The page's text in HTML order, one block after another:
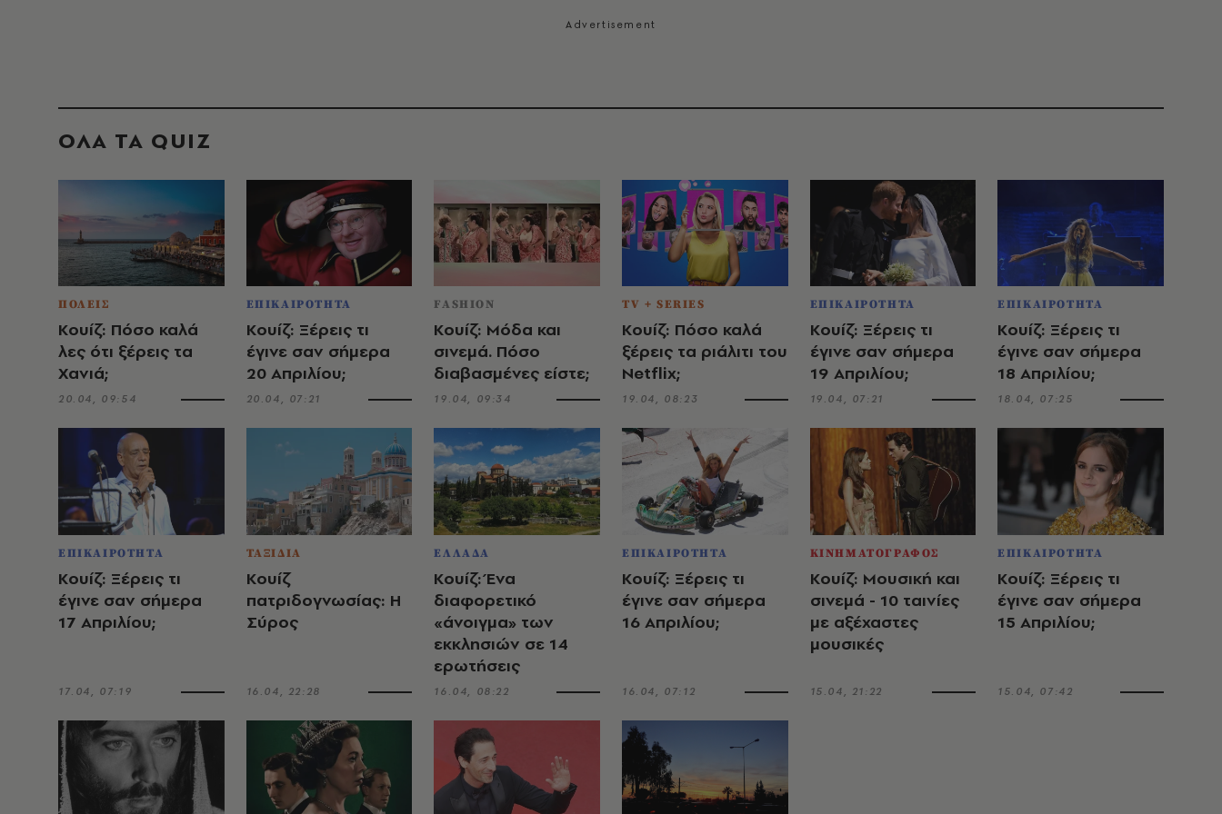
ΟΛΑ ΤΑ QUIZ
ΠΟΛΕΙΣ
Κουίζ: Πόσο καλά
λες ότι ξέρεις τα
Χανιά;
20.04, 09:54
ΕΠΙΚΑΙΡΟΤΗΤΑ
Κουίζ: Ξέρεις τι
έγινε σαν σήμερα
20 Απριλίου;
20.04, 07:21
FASHION
Κουίζ: Μόδα και
σινεμά. Πόσο
διαβασμένες είστε;
19.04, 09:34
TV + SERIES
Κουίζ: Πόσο καλά
ξέρεις τα ριάλιτι του
Netflix;
19.04, 08:23
ΕΠΙΚΑΙΡΟΤΗΤΑ
Κουίζ: Ξέρεις τι
έγινε σαν σήμερα
19 Απριλίου;
19.04, 07:21
ΕΠΙΚΑΙΡΟΤΗΤΑ
Κουίζ: Ξέρεις τι
έγινε σαν σήμερα
18 Απριλίου;
18.04, 07:25
ΕΠΙΚΑΙΡΟΤΗΤΑ
Κουίζ: Ξέρεις τι
έγινε σαν σήμερα
17 Απριλίου;
17.04, 07:19
ΤΑΞΙΔΙΑ
Κουίζ
πατριδογνωσίας: Η
Σύρος
16.04, 22:28
ΕΛΛΑΔΑ
Κουίζ: Ένα
διαφορετικό
«άνοιγμα» των
εκκλησιών σε 14
ερωτήσεις
16.04, 08:22
ΕΠΙΚΑΙΡΟΤΗΤΑ
Κουίζ: Ξέρεις τι
έγινε σαν σήμερα
16 Απριλίου;
16.04, 07:12
ΚΙΝΗΜΑΤΟΓΡΑΦΟΣ
Κουίζ: Μουσική και
σινεμά - 10 ταινίες
με αξέχαστες
μουσικές
15.04, 21:22
ΕΠΙΚΑΙΡΟΤΗΤΑ
Κουίζ: Ξέρεις τι
έγινε σαν σήμερα
15 Απριλίου;
15.04, 07:42